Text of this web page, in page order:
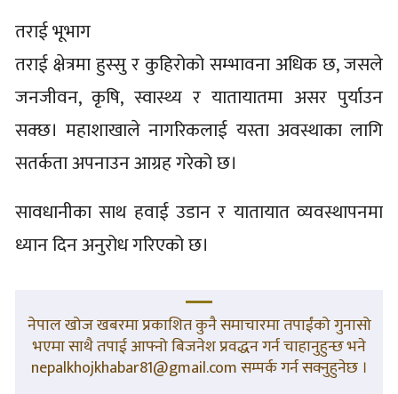
तराई भूभाग
तराई क्षेत्रमा हुस्सु र कुहिरोको सम्भावना अधिक छ, जसले
जनजीवन, कृषि, स्वास्थ्य र यातायातमा असर पुर्याउन
सक्छ। महाशाखाले नागरिकलाई यस्ता अवस्थाका लागि
सतर्कता अपनाउन आग्रह गरेको छ।
सावधानीका साथ हवाई उडान र यातायात व्यवस्थापनमा
ध्यान दिन अनुरोध गरिएको छ।
नेपाल खोज खबरमा प्रकाशित कुनै समाचारमा तपाईंको गुनासो
भएमा साथै तपाई आफ्नो बिजनेश प्रवद्धन गर्न चाहानुहुन्छ भने
nepalkhojkhabar81@gmail.com सम्पर्क गर्न सक्नुहुनेछ ।